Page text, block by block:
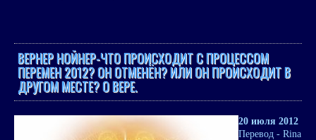
ВЕРНЕР НОЙНЕР-ЧТО ПРОИСХОДИТ С ПРОЦЕССОМ
ПЕРЕМЕН 2012? ОН ОТМЕНЁН? ИЛИ ОН ПРОИСХОДИТ В
ДРУГОМ МЕСТЕ? О ВЕРЕ.
20 июля 2012
Перевод - Rina